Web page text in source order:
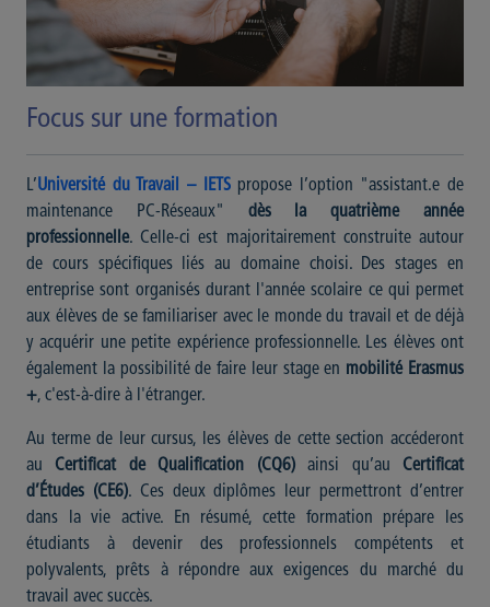
Focus sur une formation
L’Université du Travail – IETSpropose l’option "assistant.e de
maintenance PC-Réseaux" dès la quatrième année
professionnelle. Celle-ci est majoritairement construite autour
de cours spécifiques liés au domaine choisi. Des stages en
entreprise sont organisés durant l'année scolaire ce qui permet
aux élèves de se familiariser avec le monde du travail et de déjà
y acquérir une petite expérience professionnelle. Les élèves ont
également la possibilité de faire leur stage en mobilité Erasmus
+, c'est-à-dire à l'étranger.
Au terme de leur cursus, les élèves de cette section accéderont
au Certificat de Qualification (CQ6)ainsi qu’au Certificat
d’Études (CE6). Ces deux diplômes leur permettront d’entrer
dans la vie active. En résumé, cette formation prépare les
étudiants à devenir des professionnels compétents et
polyvalents, prêts à répondre aux exigences du marché du
travail avec succès.